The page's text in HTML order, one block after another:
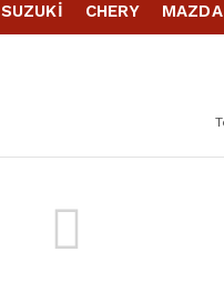
SUZUKİ CHERY MAZDA